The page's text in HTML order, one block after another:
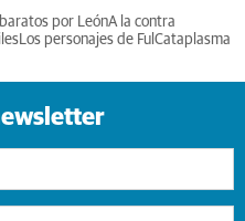
por LeónA la contra
Los personajes de Ful Cataplasma